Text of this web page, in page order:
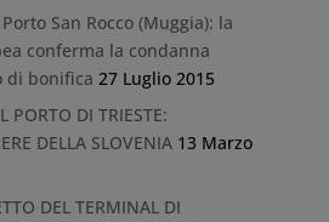
San Rocco (Muggia): la
conferma la condanna
di bonifica 27 Luglio 2015
PORTO DI TRIESTE:
DELLA SLOVENIA 13 Marzo
DEL TERMINAL DI